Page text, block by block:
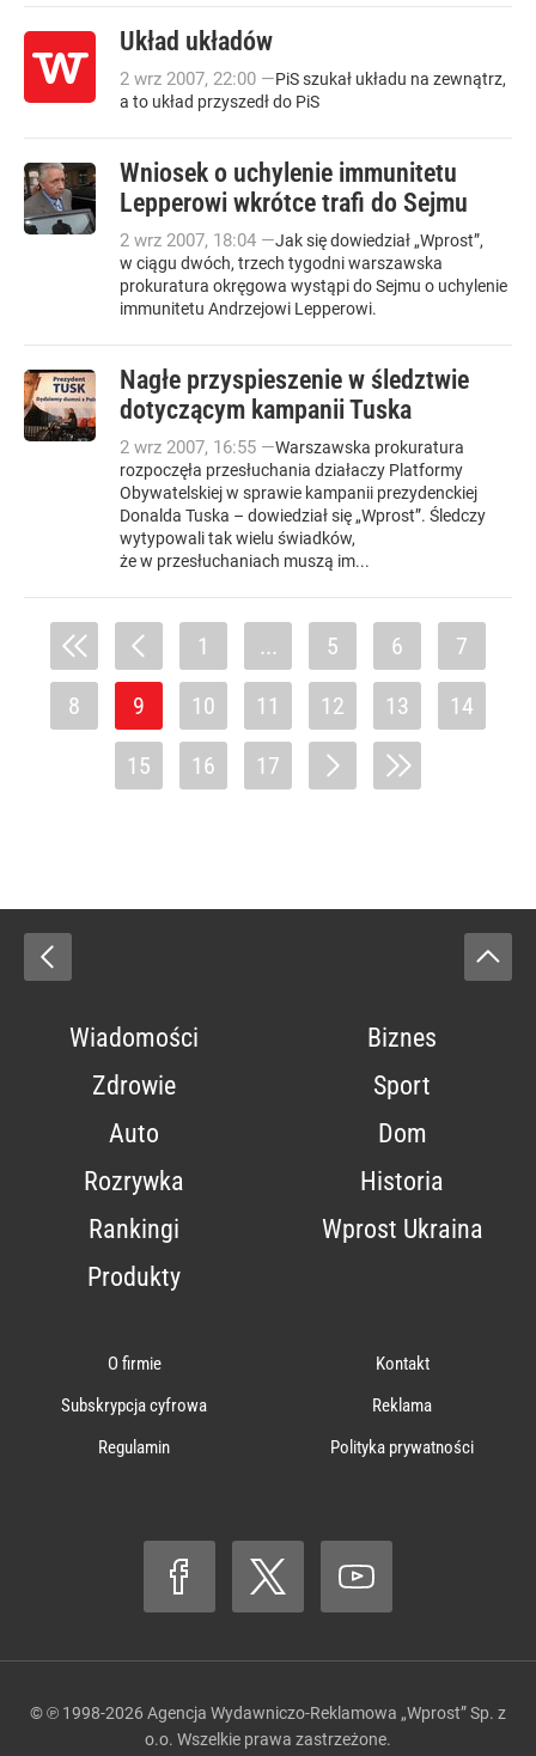
Układ układów
2 wrz 2007, 22:00 —PiS szukał układu na zewnątrz,
a to układ przyszedł do PiS
Wniosek o uchylenie immunitetu
Lepperowi wkrótce trafi do Sejmu
2 wrz 2007, 18:04 —Jak się dowiedział „Wprost”,
w ciągu dwóch, trzech tygodni warszawska
prokuratura okręgowa wystąpi do Sejmu o uchylenie
immunitetu Andrzejowi Lepperowi.
Nagłe przyspieszenie w śledztwie
dotyczącym kampanii Tuska
2 wrz 2007, 16:55 —Warszawska prokuratura
rozpoczęła przesłuchania działaczy Platformy
Obywatelskiej w sprawie kampanii prezydenckiej
Donalda Tuska – dowiedział się „Wprost”. Śledczy
wytypowali tak wielu świadków,
że w przesłuchaniach muszą im...
1 ... 5 6 7
8 9 10 11 12 13 14
15 16 17
Wiadomości
Biznes
Zdrowie
Sport
Auto
Dom
Rozrywka
Historia
Rankingi
Wprost Ukraina
Produkty
O firmie
Kontakt
Subskrypcja cyfrowa
Reklama
Regulamin
Polityka prywatności
© ℗ 1998-2026 Agencja Wydawniczo-Reklamowa „Wprost” Sp. z
o.o. Wszelkie prawa zastrzeżone.